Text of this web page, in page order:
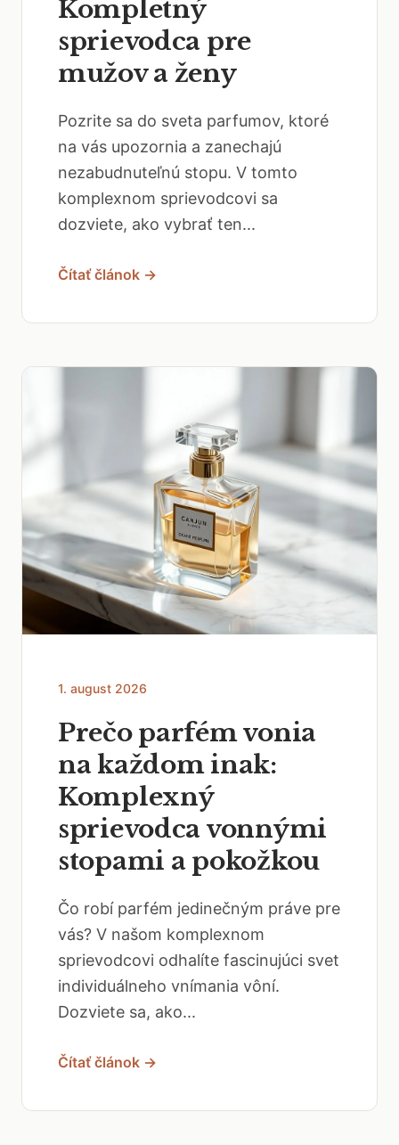
Kompletný
sprievodca pre
mužov a ženy
Pozrite sa do sveta parfumov, ktoré
na vás upozornia a zanechajú
nezabudnuteľnú stopu. V tomto
komplexnom sprievodcovi sa
dozviete, ako vybrať ten...
Čítať článok →
1. august 2026
Prečo parfém vonia
na každom inak:
Komplexný
sprievodca vonnými
stopami a pokožkou
Čo robí parfém jedinečným práve pre
vás? V našom komplexnom
sprievodcovi odhalíte fascinujúci svet
individuálneho vnímania vôní.
Dozviete sa, ako...
Čítať článok →